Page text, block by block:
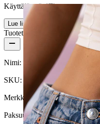
Käyttäjäystävällinen
Lue lisää
Tuotetiedot
Nimi: Titaaninen napakoru
SKU: Belly-564
Merkki:Bodymod Premium
Paksuus:1,6 mm